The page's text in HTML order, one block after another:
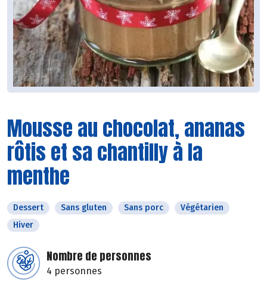
Mousse au chocolat, ananas
rôtis et sa chantilly à la
menthe
Dessert Sans gluten Sans porc
Végétarien
Hiver
Nombre de personnes
4 personnes